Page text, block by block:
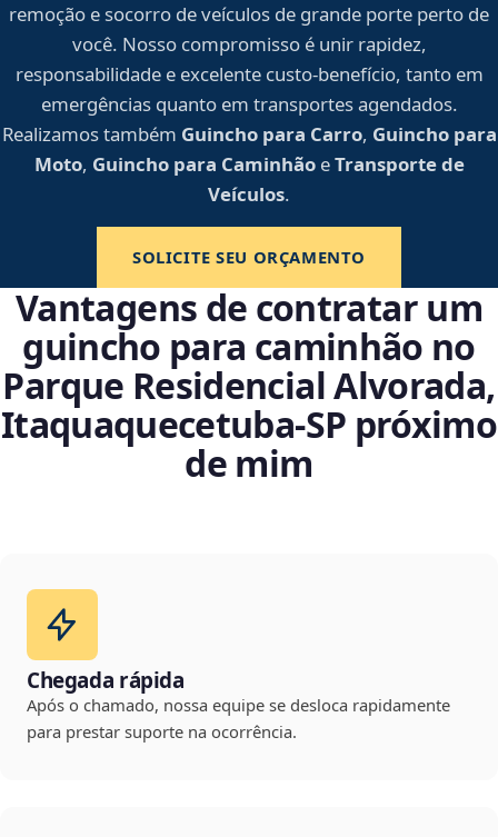
remoção e socorro de veículos de grande porte perto de
você. Nosso compromisso é unir rapidez,
responsabilidade e excelente custo-benefício, tanto em
emergências quanto em transportes agendados.
Realizamos também Guincho para Carro, Guincho para
Moto, Guincho para CaminhãoeTransporte de
Veículos.
SOLICITE SEU ORÇAMENTO
Vantagens de contratar um
guincho para caminhão no
Parque Residencial Alvorada,
Itaquaquecetuba‑SP próximo
de mim
Chegada rápida
Após o chamado, nossa equipe se desloca rapidamente
para prestar suporte na ocorrência.